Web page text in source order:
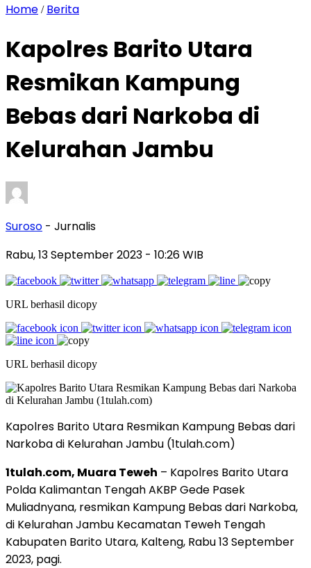
Home / Berita
Kapolres Barito Utara
Resmikan Kampung
Bebas dari Narkoba di
Kelurahan Jambu
Suroso - Jurnalis
Rabu, 13 September 2023 - 10:26 WIB
URL berhasil dicopy
URL berhasil dicopy
Kapolres Barito Utara Resmikan Kampung Bebas dari
Narkoba di Kelurahan Jambu (1tulah.com)
1tulah.com, Muara Teweh – Kapolres Barito Utara
Polda Kalimantan Tengah AKBP Gede Pasek
Muliadnyana, resmikan Kampung Bebas dari Narkoba,
di Kelurahan Jambu Kecamatan Teweh Tengah
Kabupaten Barito Utara, Kalteng, Rabu 13 September
2023, pagi.